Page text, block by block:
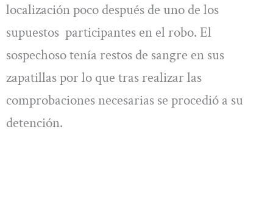
localización poco después de uno de los
supuestos participantes en el robo. El
sospechoso tenía restos de sangre en sus
zapatillas por lo que tras realizar las
comprobaciones necesarias se procedió a su
detención.